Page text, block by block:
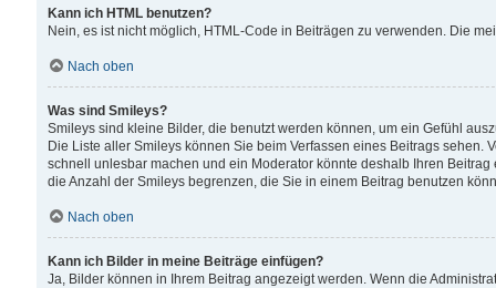
Kann ich HTML benutzen?
Nein, es ist nicht möglich, HTML-Code in Beiträgen zu verwenden. Die
Nach oben
Was sind Smileys?
Smileys sind kleine Bilder, die benutzt werden können, um ein Gefühl
Die Liste aller Smileys können Sie beim Verfassen eines Beitrags
schnell unlesbar machen und ein Moderator könnte deshalb Ihren
die Anzahl der Smileys begrenzen, die Sie in einem Beitrag benutzen
Nach oben
Kann ich Bilder in meine Beiträge einfügen?
Ja, Bilder können in Ihrem Beitrag angezeigt werden. Wenn die